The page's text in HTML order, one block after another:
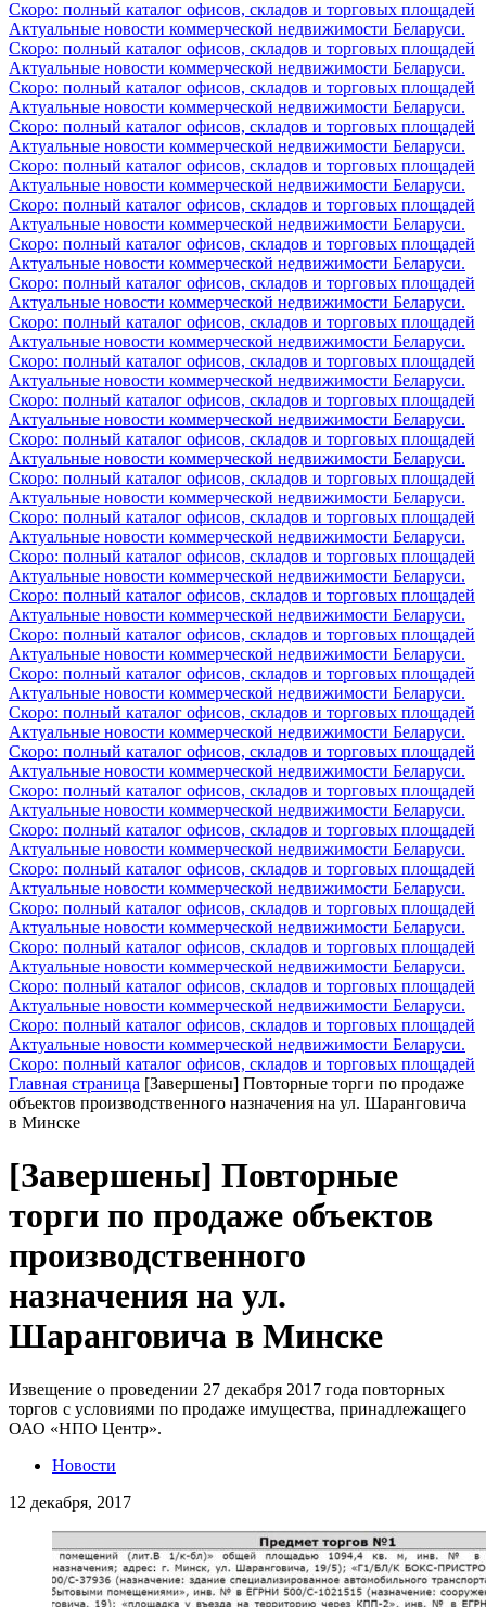
Скоро: полный каталог офисов, складов и торговых площадей
Актуальные новости коммерческой недвижимости Беларуси.
Скоро: полный каталог офисов, складов и торговых площадей
Актуальные новости коммерческой недвижимости Беларуси.
Скоро: полный каталог офисов, складов и торговых площадей
Актуальные новости коммерческой недвижимости Беларуси.
Скоро: полный каталог офисов, складов и торговых площадей
Актуальные новости коммерческой недвижимости Беларуси.
Скоро: полный каталог офисов, складов и торговых площадей
Актуальные новости коммерческой недвижимости Беларуси.
Скоро: полный каталог офисов, складов и торговых площадей
Актуальные новости коммерческой недвижимости Беларуси.
Скоро: полный каталог офисов, складов и торговых площадей
Актуальные новости коммерческой недвижимости Беларуси.
Скоро: полный каталог офисов, складов и торговых площадей
Актуальные новости коммерческой недвижимости Беларуси.
Скоро: полный каталог офисов, складов и торговых площадей
Актуальные новости коммерческой недвижимости Беларуси.
Скоро: полный каталог офисов, складов и торговых площадей
Актуальные новости коммерческой недвижимости Беларуси.
Скоро: полный каталог офисов, складов и торговых площадей
Актуальные новости коммерческой недвижимости Беларуси.
Скоро: полный каталог офисов, складов и торговых площадей
Актуальные новости коммерческой недвижимости Беларуси.
Скоро: полный каталог офисов, складов и торговых площадей
Актуальные новости коммерческой недвижимости Беларуси.
Скоро: полный каталог офисов, складов и торговых площадей
Актуальные новости коммерческой недвижимости Беларуси.
Скоро: полный каталог офисов, складов и торговых площадей
Актуальные новости коммерческой недвижимости Беларуси.
Скоро: полный каталог офисов, складов и торговых площадей
Актуальные новости коммерческой недвижимости Беларуси.
Скоро: полный каталог офисов, складов и торговых площадей
Актуальные новости коммерческой недвижимости Беларуси.
Скоро: полный каталог офисов, складов и торговых площадей
Актуальные новости коммерческой недвижимости Беларуси.
Скоро: полный каталог офисов, складов и торговых площадей
Актуальные новости коммерческой недвижимости Беларуси.
Скоро: полный каталог офисов, складов и торговых площадей
Актуальные новости коммерческой недвижимости Беларуси.
Скоро: полный каталог офисов, складов и торговых площадей
Актуальные новости коммерческой недвижимости Беларуси.
Скоро: полный каталог офисов, складов и торговых площадей
Актуальные новости коммерческой недвижимости Беларуси.
Скоро: полный каталог офисов, складов и торговых площадей
Актуальные новости коммерческой недвижимости Беларуси.
Скоро: полный каталог офисов, складов и торговых площадей
Актуальные новости коммерческой недвижимости Беларуси.
Скоро: полный каталог офисов, складов и торговых площадей
Актуальные новости коммерческой недвижимости Беларуси.
Скоро: полный каталог офисов, складов и торговых площадей
Актуальные новости коммерческой недвижимости Беларуси.
Скоро: полный каталог офисов, складов и торговых площадей
Актуальные новости коммерческой недвижимости Беларуси.
Скоро: полный каталог офисов, складов и торговых площадей
Главная страница [Завершены] Повторные торги по продаже
объектов производственного назначения на ул. Шаранговича
в Минске
[Завершены] Повторные
торги по продаже объектов
производственного
назначения на ул.
Шаранговича в Минске
Извещение о проведении 27 декабря 2017 года повторных
торгов с условиями по продаже имущества, принадлежащего
ОАО «НПО Центр».
Новости
12 декабря, 2017